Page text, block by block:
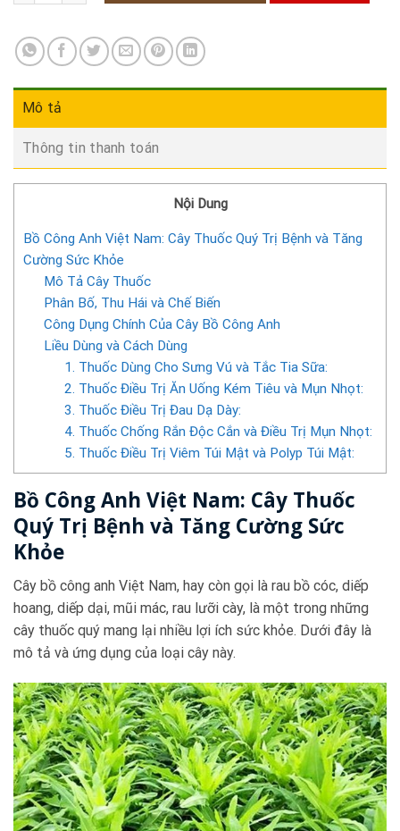
Mô tả
Thông tin thanh toán
Nội Dung
Bồ Công Anh Việt Nam: Cây Thuốc Quý Trị Bệnh và Tăng
Cường Sức Khỏe
Mô Tả Cây Thuốc
Phân Bố, Thu Hái và Chế Biến
Công Dụng Chính Của Cây Bồ Công Anh
Liều Dùng và Cách Dùng
1. Thuốc Dùng Cho Sưng Vú và Tắc Tia Sữa:
2. Thuốc Điều Trị Ăn Uống Kém Tiêu và Mụn Nhọt:
3. Thuốc Điều Trị Đau Dạ Dày:
4. Thuốc Chống Rắn Độc Cắn và Điều Trị Mụn Nhọt:
5. Thuốc Điều Trị Viêm Túi Mật và Polyp Túi Mật:
Bồ Công Anh Việt Nam: Cây Thuốc
Quý Trị Bệnh và Tăng Cường Sức
Khỏe
Cây bồ công anh Việt Nam, hay còn gọi là rau bồ cóc, diếp
hoang, diếp dại, mũi mác, rau lưỡi cày, là một trong những
cây thuốc quý mang lại nhiều lợi ích sức khỏe. Dưới đây là
mô tả và ứng dụng của loại cây này.